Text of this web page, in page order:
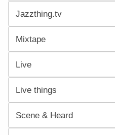
Jazzthing.tv
Mixtape
Live
Live things
Scene & Heard